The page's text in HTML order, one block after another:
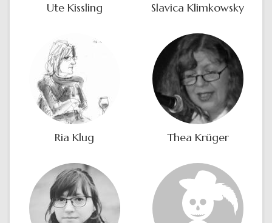
Ute Kissling Slavica Klimkowsky
Ria Klug Thea Krüger